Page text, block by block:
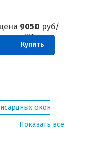
цена 9050 руб/
шт
Купить
окон
Показать все